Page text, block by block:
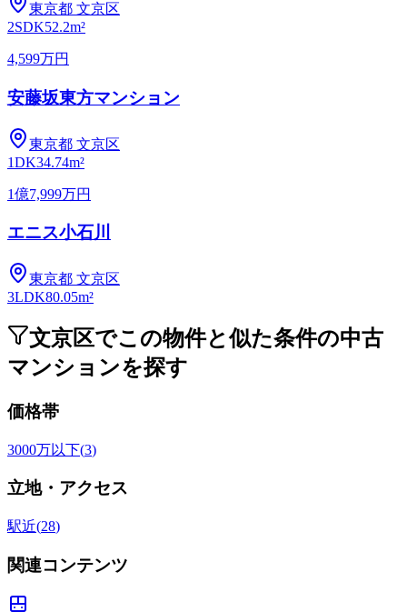
東京都 文京区
2SDK52.2m²
4,599万円
安藤坂東方マンション
東京都 文京区
1DK34.74m²
1億7,999万円
エニス小石川
東京都 文京区
3LDK80.05m²
文京区でこの物件と似た条件の中古
マンションを探す
価格帯
3000万以下(3)
立地・アクセス
駅近(28)
関連コンテンツ